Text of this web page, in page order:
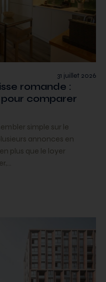
31 juillet 2026
romande :
comparer
simple sur le
annonces en
plus que le loyer